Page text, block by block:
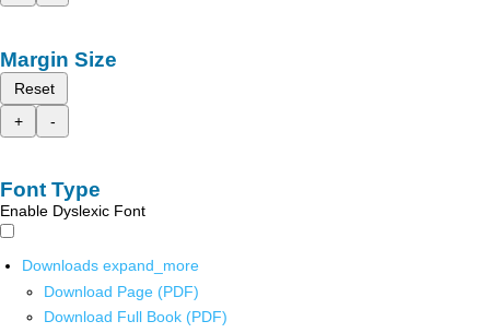
Margin Size
Reset
+
-
Font Type
Enable Dyslexic Font
Downloads expand_more
Download Page (PDF)
Download Full Book (PDF)